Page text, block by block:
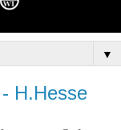
▼
H.Hesse